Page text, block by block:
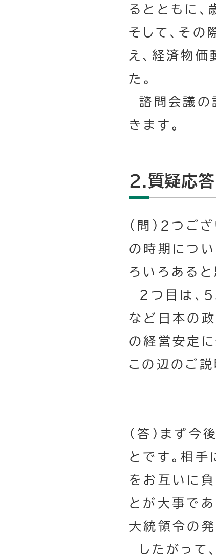
るとともに、
そして、その
え、経済物
た。
諮問会議の
きます。
２.質疑応答
（問）２つ
の時期につい
ろいろある
２つ目は、
など日本の
の経営安定
この辺のご説
（答）まず
とです。相
をお互いに
とが大事で
大統領令の発
したがって